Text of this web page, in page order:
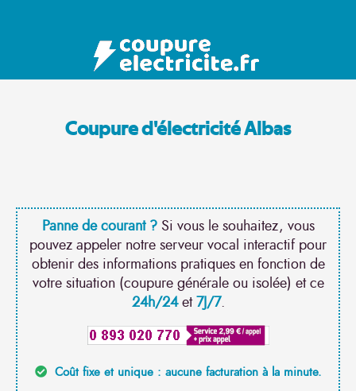
Coupure d'électricité Albas
Panne de courant ?Si vous le souhaitez, vous
pouvez appeler notre serveur vocal interactif pour
obtenir des informations pratiques en fonction de
votre situation (coupure générale ou isolée) et ce
24h/24et7J/7.
Coût fixe et unique : aucune facturation à la minute.